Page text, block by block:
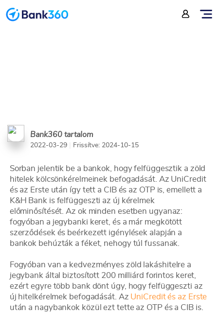
sorba
Bank360 tartalom
2022-03-29 Frissítve: 2024-10-15
Sorban jelentik be a bankok, hogy felfüggesztik a zöld
hitelek kölcsönkérelmeinek befogadását. Az UniCredit
és az Erste után így tett a CIB és az OTP is, emellett a
K&H Bank is felfüggeszti az új kérelmek
előminősítését. Az ok minden esetben ugyanaz:
fogyóban a jegybanki keret, és a már megkötött
szerződések és beérkezett igénylések alapján a
bankok behúzták a féket, nehogy túl fussanak.
Fogyóban van a kedvezményes zöld lakáshitelre a
jegybank által biztosított 200 milliárd forintos keret,
ezért egyre több bank dönt úgy, hogy felfüggeszti az
új hitelkérelmek befogadását. Az UniCredit és az Erste
után a nagybankok közül ezt tette az OTP és a CIB is.